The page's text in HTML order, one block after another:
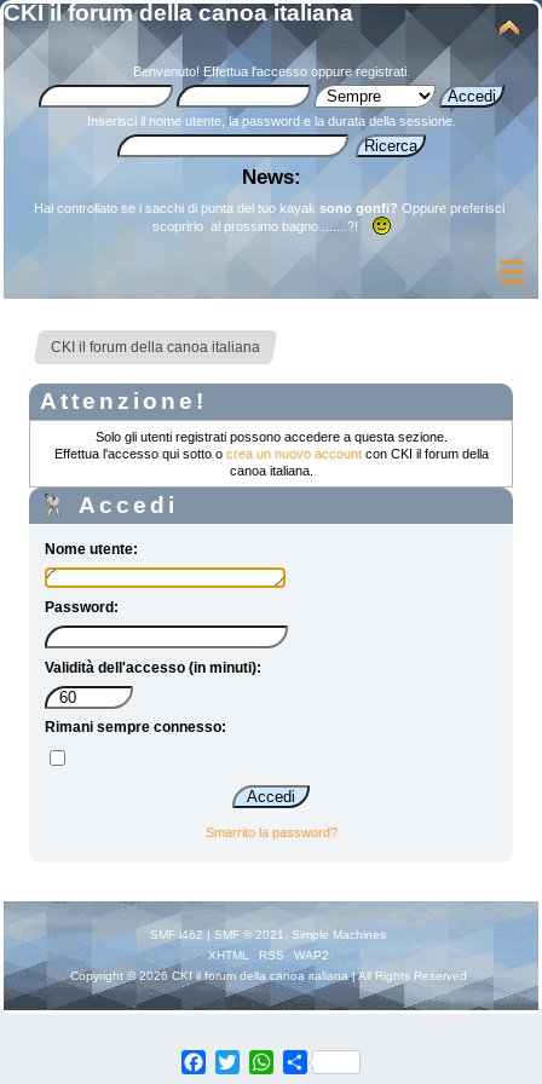
CKI il forum della canoa italiana
Benvenuto! Effettua l'accessooppureregistrati.
Inserisci il nome utente, la password e la durata della sessione.
News:
Hai controllato se i sacchi di punta del tuo kayak sono gonfi? Oppure preferisci
scoprirlo al prossimo bagno........?!
CKI il forum della canoa italiana
Attenzione!
Solo gli utenti registrati possono accedere a questa sezione.
Effettua l'accesso qui sotto o crea un nuovo accountcon CKI il forum della
canoa italiana.
Accedi
Nome utente:
Password:
Validità dell'accesso (in minuti):
Rimani sempre connesso:
Smarrito la password?
SMF i462 |SMF © 2021, Simple Machines
XHTML
RSS
WAP2
Copyright © 2026 CKI il forum della canoa italiana | All Rights Reserved
Facebook
Twitter WhatsApp
Share